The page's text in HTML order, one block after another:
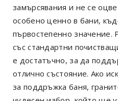
замърсявания и не се
особено ценно в бани,
първостепенно значение.
със стандартни
е достатъчно, за да
отлично състояние. Ако
за поддръжка баня,